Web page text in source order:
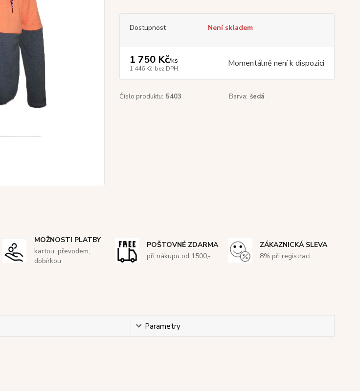
Dostupnost Není skladem
1 750 Kč/ks
1 446 Kč bez DPH Momentálně není k dispozici
Číslo produktu: 5403 Barva: šedá
MOŽNOSTI PLATBY
kartou, převodem,
dobírkou
POŠTOVNÉ ZDARMA
při nákupu od 1500,-
ZÁKAZNICKÁ SLEVA
8% při registraci
Parametry